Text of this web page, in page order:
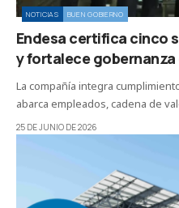
NOTICIAS BUEN GOBIERNO
Endesa certifica cinco
y fortalece gobernanza
La compañía integra
abarca empleados, cadena de
25 DE JUNIO DE 2026